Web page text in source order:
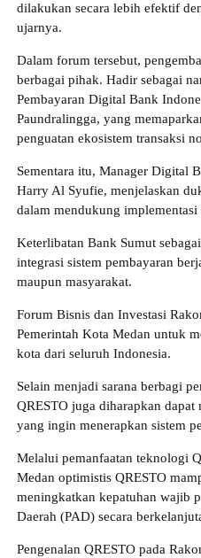
dilakukan secara lebih efektif
ujarnya.
Dalam forum tersebut,
berbagai pihak. Hadir sebagai
Pembayaran Digital Bank
Paundralingga, yang
penguatan ekosistem transaksi
Sementara itu, Manager Digital
Harry Al Syufie, menjelaskan
dalam mendukung
Keterlibatan Bank Sumut
integrasi sistem pembayaran
maupun masyarakat.
Forum Bisnis dan Investasi
Pemerintah Kota Medan untuk
kota dari seluruh Indonesia.
Selain menjadi sarana berbagi
QRESTO juga diharapkan
yang ingin menerapkan sistem
Melalui pemanfaatan teknologi
Medan optimistis QRESTO
meningkatkan kepatuhan wajib
Daerah (PAD) secara
Pengenalan QRESTO pada